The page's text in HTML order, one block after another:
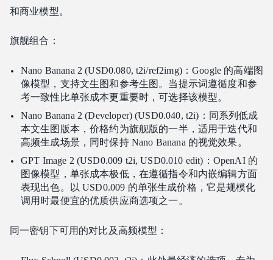
和商业模型。
旗舰组合：
Nano Banana 2 (USD0.080, t2i/ref2img)：Google 的高端图
像模型，支持文生图和参考生图。当提示词遵循度和参
考一致性比单张成本更重要时，可选择该模型。
Nano Banana 2 (Developer) (USD0.040, t2i)：同系列低成
本文生图版本，价格约为旗舰版的一半，适用于迭代和
高频生成场景，同时保持 Nano Banana 的视觉效果。
GPT Image 2 (USD0.009 t2i, USD0.010 edit)：OpenAI 的
图像模型，单张成本极低，在遵循指令和内嵌编辑方面
表现出色。以 USD0.009 的单张生成价格，它是规模化
调用时最便宜的优质供应商选项之一。
同一密钥下可用的对比及高频模型：